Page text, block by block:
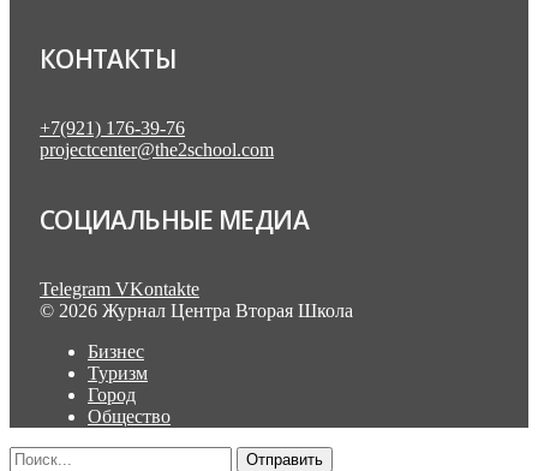
КОНТАКТЫ
+7(921) 176-39-76
projectcenter@the2school.com
СОЦИАЛЬНЫЕ МЕДИА
Telegram VKontakte
© 2026 Журнал Центра Вторая Школа
Бизнес
Туризм
Город
Общество
Отправить